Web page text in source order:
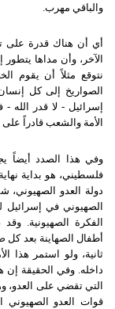
والباقي مهرب
أي أن هناك قدرة على
الآخر، وأن مداها يتطور
نتوقع مثلاً أن يقوم
الصواريخ إلى كل
إسرائيل - لا قدر الله -
الأمة والشعب قادراً على
وفي هذا الصدد أيضاً
فلسطيني، هو بداية
دولة العدو الصهيوني،
الصهيوني في إسرائيل
الفكرة الصهيونية. وقد
أطفال الصهاينة بعد كل
ثانية، ولو استمر هذا
داخله. وفي الحقيقة إن
التي تقضي على العدو،
قوات العدو الصهيوني